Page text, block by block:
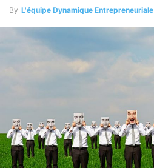
By L'équipe Dynamique Entrepreneuriale